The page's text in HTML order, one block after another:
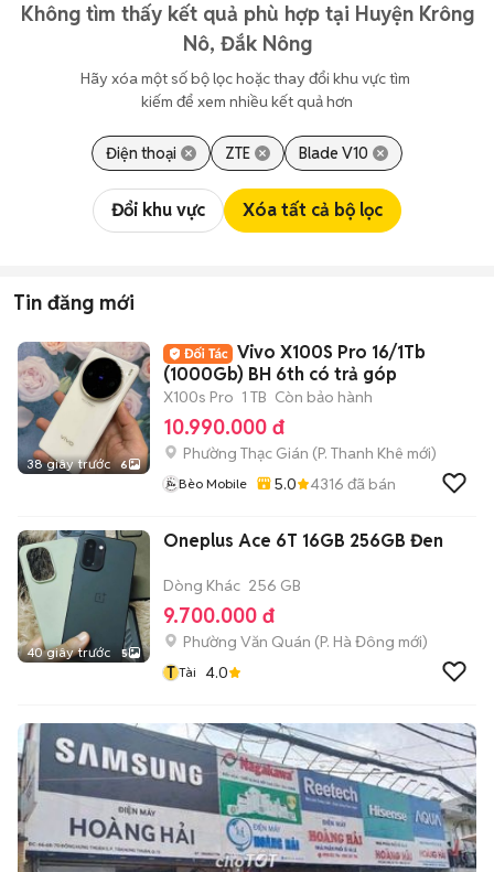
Không tìm thấy kết quả phù hợp tại Huyện Krông
Nô, Đắk Nông
Hãy xóa một số bộ lọc hoặc thay đổi khu vực tìm
kiếm để xem nhiều kết quả hơn
Điện thoại ZTE Blade V10
Đổi khu vực Xóa tất cả bộ lọc
Tin đăng mới
38 giây trước 6
Vivo X100S Pro 16/1Tb
(1000Gb) BH 6th có trả góp
X100s Pro 1 TB Còn bảo hành
10.990.000 đ
Phường Thạc Gián (P. Thanh Khê mới)
Bèo Mobile 5.0 4316 đã bán
40 giây trước 5
Oneplus Ace 6T 16GB 256GB Đen
Dòng Khác 256 GB
9.700.000 đ
Phường Văn Quán (P. Hà Đông mới)
T Tài 4.0